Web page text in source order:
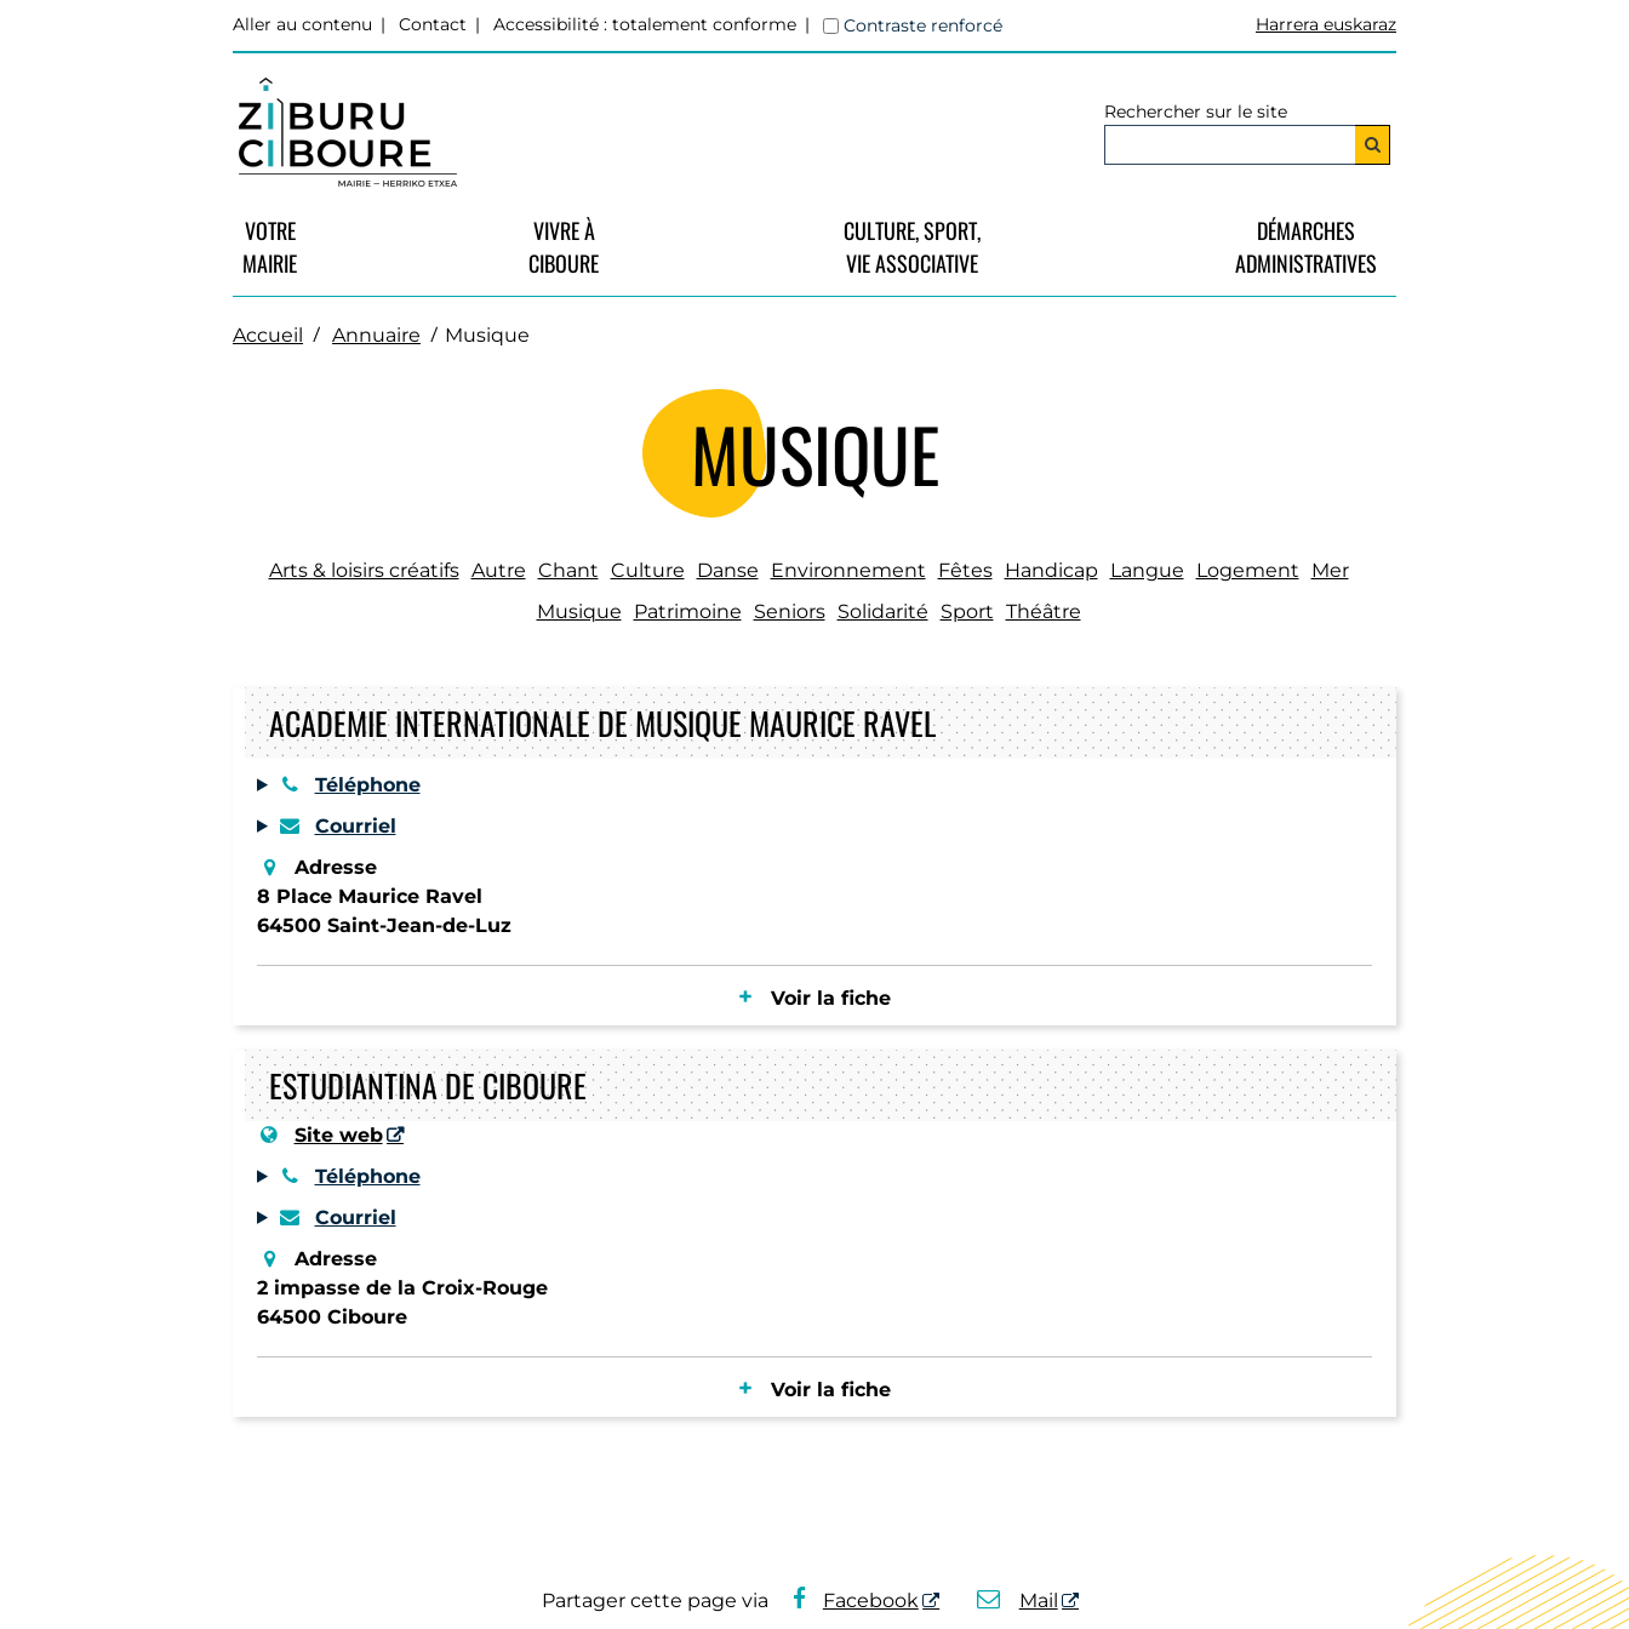
Aller au contenu Contact Accessibilité : totalement conforme Contraste renforcé Harrera euskaraz
Rechercher sur le site
VOTRE
MAIRIE
VIVRE À
CIBOURE
CULTURE, SPORT,
VIE ASSOCIATIVE
DÉMARCHES
ADMINISTRATIVES
Accueil Annuaire Musique
MUSIQUE
Arts & loisirs créatifs Autre Chant Culture Danse Environnement Fêtes Handicap Langue Logement
Mer
Musique
Patrimoine Seniors Solidarité Sport Théâtre
ACADEMIE INTERNATIONALE DE MUSIQUE MAURICE RAVEL
Téléphone
Courriel
Adresse
8 Place Maurice Ravel
64500 Saint-Jean-de-Luz
Voir la fiche
ESTUDIANTINA DE CIBOURE
Site web
Téléphone
Courriel
Adresse
2 impasse de la Croix-Rouge
64500 Ciboure
Voir la fiche
Partager cette page via Facebook Mail